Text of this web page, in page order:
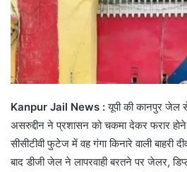
Kanpur Jail News :यूपी की कानपुर जेल
असरुद्दीन ने प्रशासन को चकमा देकर फरार
सीसीटीवी फुटेज में वह गंगा किनारे वाली बाहरी
बाद डीजी जेल ने लापरवाही बरतने पर जेलर,